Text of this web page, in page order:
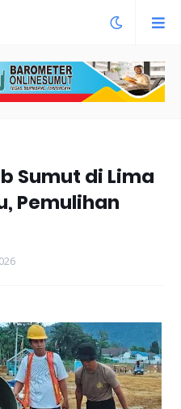
Sumut di Lima
Pemulihan